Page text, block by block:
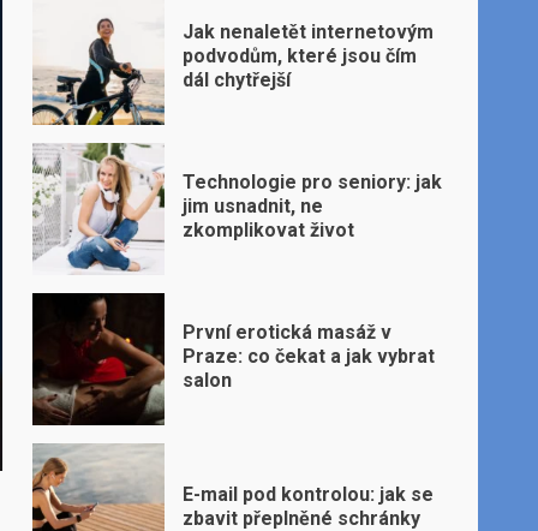
Jak nenaletět internetovým
podvodům, které jsou čím
dál chytřejší
Technologie pro seniory: jak
jim usnadnit, ne
zkomplikovat život
První erotická masáž v
Praze: co čekat a jak vybrat
salon
E-mail pod kontrolou: jak se
zbavit přeplněné schránky